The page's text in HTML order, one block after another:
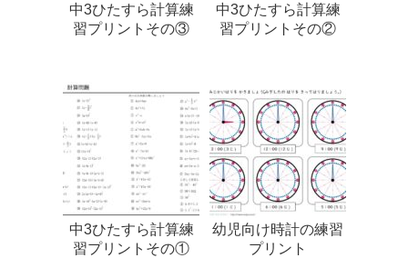
中3ひたすら計算練
習プリントその③
中3ひたすら計算練
習プリントその②
中3ひたすら計算練
習プリントその①
幼児向け時計の練習
プリント